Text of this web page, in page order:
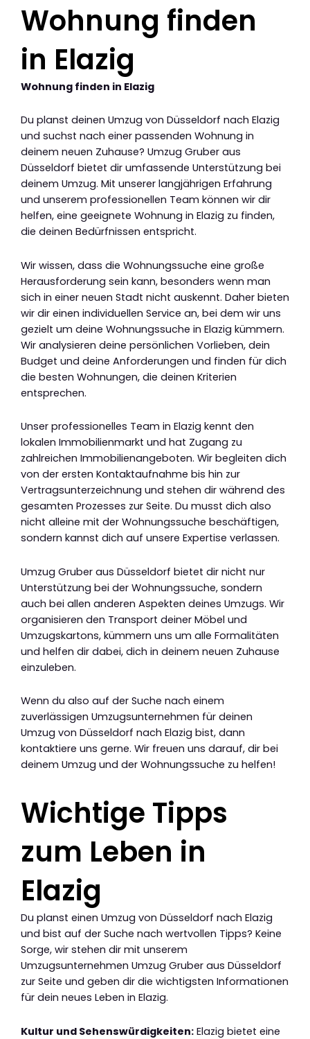
Wohnung finden
in Elazig
Wohnung finden in Elazig
Du planst deinen Umzug von Düsseldorf nach Elazig
und suchst nach einer passenden Wohnung in
deinem neuen Zuhause? Umzug Gruber aus
Düsseldorf bietet dir umfassende Unterstützung bei
deinem Umzug. Mit unserer langjährigen Erfahrung
und unserem professionellen Team können wir dir
helfen, eine geeignete Wohnung in Elazig zu finden,
die deinen Bedürfnissen entspricht.
Wir wissen, dass die Wohnungssuche eine große
Herausforderung sein kann, besonders wenn man
sich in einer neuen Stadt nicht auskennt. Daher bieten
wir dir einen individuellen Service an, bei dem wir uns
gezielt um deine Wohnungssuche in Elazig kümmern.
Wir analysieren deine persönlichen Vorlieben, dein
Budget und deine Anforderungen und finden für dich
die besten Wohnungen, die deinen Kriterien
entsprechen.
Unser professionelles Team in Elazig kennt den
lokalen Immobilienmarkt und hat Zugang zu
zahlreichen Immobilienangeboten. Wir begleiten dich
von der ersten Kontaktaufnahme bis hin zur
Vertragsunterzeichnung und stehen dir während des
gesamten Prozesses zur Seite. Du musst dich also
nicht alleine mit der Wohnungssuche beschäftigen,
sondern kannst dich auf unsere Expertise verlassen.
Umzug Gruber aus Düsseldorf bietet dir nicht nur
Unterstützung bei der Wohnungssuche, sondern
auch bei allen anderen Aspekten deines Umzugs. Wir
organisieren den Transport deiner Möbel und
Umzugskartons, kümmern uns um alle Formalitäten
und helfen dir dabei, dich in deinem neuen Zuhause
einzuleben.
Wenn du also auf der Suche nach einem
zuverlässigen Umzugsunternehmen für deinen
Umzug von Düsseldorf nach Elazig bist, dann
kontaktiere uns gerne. Wir freuen uns darauf, dir bei
deinem Umzug und der Wohnungssuche zu helfen!
Wichtige Tipps
zum Leben in
Elazig
Du planst einen Umzug von Düsseldorf nach Elazig
und bist auf der Suche nach wertvollen Tipps? Keine
Sorge, wir stehen dir mit unserem
Umzugsunternehmen Umzug Gruber aus Düsseldorf
zur Seite und geben dir die wichtigsten Informationen
für dein neues Leben in Elazig.
Kultur und Sehenswürdigkeiten: Elazig bietet eine